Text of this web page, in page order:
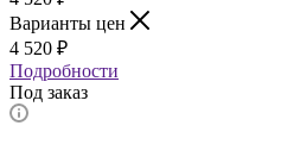
Варианты цен
4 520 ₽
Подробности
Под заказ